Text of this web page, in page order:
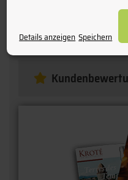
Details anzeigen Speichern